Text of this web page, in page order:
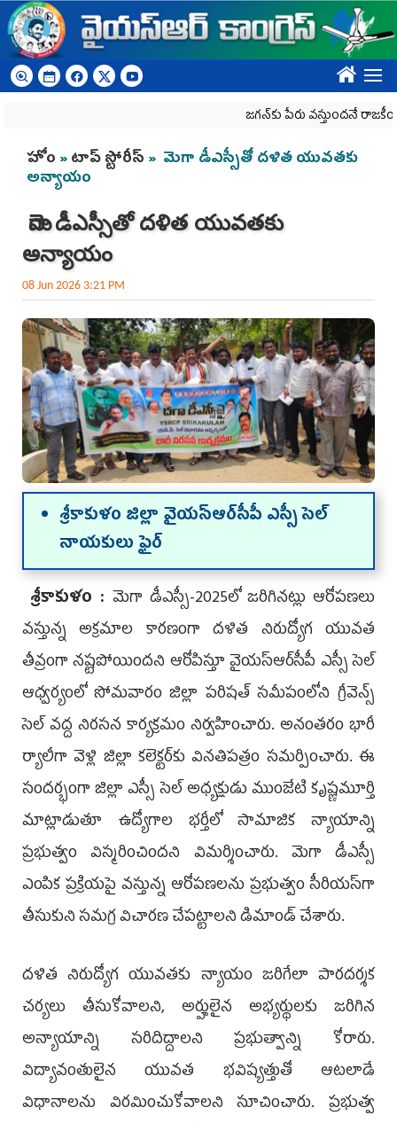
Skip to main content
????
జగన్‌కు పేరు వస్తుందనే రాజకీయ కక్షతో
You are here
హోం »టాప్ స్టోరీస్ » మెగా డీఎస్సీతో దళిత యువతకు
అన్యాయం
మెగా డీఎస్సీతో దళిత యువతకు
అన్యాయం
08 Jun 2026 3:21 PM
శ్రీ‌కాకుళం జిల్లా వైయ‌స్ఆర్‌సీపీ ఎస్సీ సెల్
నాయ‌కులు ఫైర్‌
శ్రీకాకుళం : మెగా డీఎస్సీ-2025లో జరిగినట్లు ఆరోపణలు
వస్తున్న అక్రమాల కారణంగా దళిత నిరుద్యోగ యువత
తీవ్రంగా నష్టపోయిందని ఆరోపిస్తూ వైయ‌స్ఆర్‌సీపీ ఎస్సీ సెల్
ఆధ్వర్యంలో సోమవారం జిల్లా పరిషత్ సమీపంలోని గ్రీవెన్స్
సెల్ వద్ద నిరసన కార్యక్రమం నిర్వహించారు. అనంతరం భారీ
ర్యాలీగా వెళ్లి జిల్లా కలెక్టర్‌కు వినతిపత్రం సమర్పించారు. ఈ
సందర్భంగా జిల్లా ఎస్సీ సెల్ అధ్యక్షుడు ముంజేటి కృష్ణమూర్తి
మాట్లాడుతూ ఉద్యోగాల భర్తీలో సామాజిక న్యాయాన్ని
ప్రభుత్వం విస్మరించిందని విమర్శించారు. మెగా డీఎస్సీ
ఎంపిక ప్రక్రియపై వస్తున్న ఆరోపణలను ప్రభుత్వం సీరియస్‌గా
తీసుకుని సమగ్ర విచారణ చేపట్టాలని డిమాండ్ చేశారు.
దళిత నిరుద్యోగ యువతకు న్యాయం జరిగేలా పారదర్శక
చర్యలు తీసుకోవాలని, అర్హులైన అభ్యర్థులకు జరిగిన
అన్యాయాన్ని సరిదిద్దాలని ప్రభుత్వాన్ని కోరారు.
విద్యావంతులైన యువత భవిష్యత్తుతో ఆటలాడే
విధానాలను విరమించుకోవాలని సూచించారు. ప్రభుత్వ